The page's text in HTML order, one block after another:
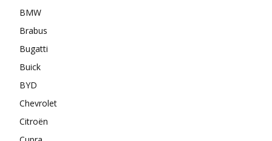
BMW
Brabus
Bugatti
Buick
BYD
Chevrolet
Citroën